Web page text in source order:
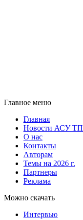
Главное меню
Главная
Новости АСУ ТП
О нас
Контакты
Авторам
Темы на 2026 г.
Партнеры
Реклама
Можно скачать
Интервью